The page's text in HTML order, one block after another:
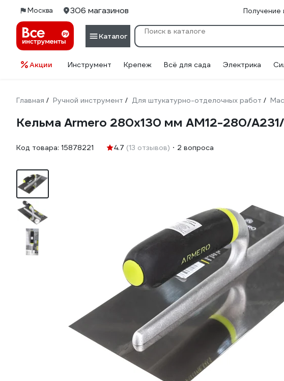
Москва 306 магазинов Получение
Каталог
Акции Инструмент Крепеж Всё для сада Электрика
Главная / Ручной инструмент / Для штукатурно-отделочных работ /
Кельма Armero 280х130 мм AM12-280/
Код товара: 15878221 4.7 (13 отзывов) 2 вопроса